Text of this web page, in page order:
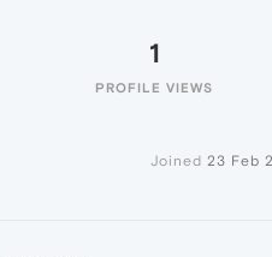
1
PROFILE VIEWS
Joined 23 Feb